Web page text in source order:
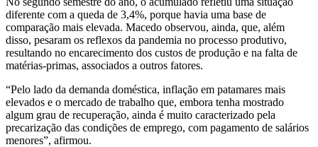
diferente com a queda de 3,4%, porque havia uma base de
comparação mais elevada. Macedo observou, ainda, que, além
disso, pesaram os reflexos da pandemia no processo produtivo,
resultando no encarecimento dos custos de produção e na falta de
matérias-primas, associados a outros fatores.
“Pelo lado da demanda doméstica, inflação em patamares mais
elevados e o mercado de trabalho que, embora tenha mostrado
algum grau de recuperação, ainda é muito caracterizado pela
precarização das condições de emprego, com pagamento de salários
menores”, afirmou.